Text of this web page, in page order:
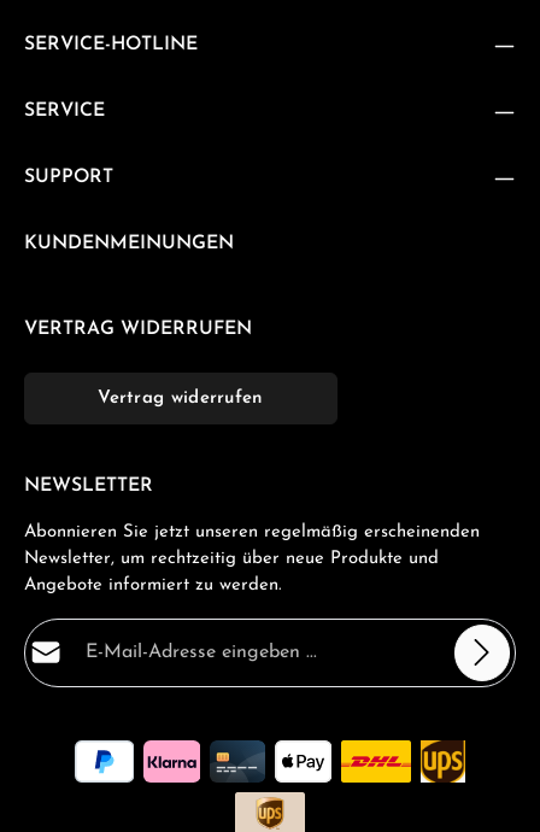
SERVICE-HOTLINE
SERVICE
SUPPORT
KUNDENMEINUNGEN
VERTRAG WIDERRUFEN
Vertrag widerrufen
NEWSLETTER
Abonnieren Sie jetzt unseren regelmäßig erscheinenden
Newsletter, um rechtzeitig über neue Produkte und
Angebote informiert zu werden.
E-Mail-Adresse*
Ich habe die
Datenschutzbestimmungen
zur Kenntnis
genommen und dieAGBgelesen und bin mit ihnen
Pflichtfelder.